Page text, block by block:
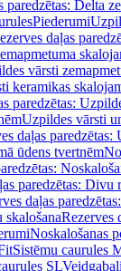
paredzētas: Delta
Piederumi
daļas
vārsti
keramikas
paredzētas:
Uzpildes vārsti
daļas paredzētas:
ūdens tvertnēm
paredzētas: Divu
daļas
Rezerves
Noskalošanas
Sistēmu caurules
SLVeidgabali